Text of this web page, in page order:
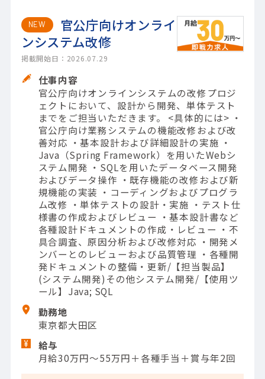
NEW
官公庁向けオンライ
ンシステム改修
掲載開始日：2026.07.29
仕事内容
官公庁向けオンラインシステムの改修プロジ
ェクトにおいて、設計から開発、単体テスト
までをご担当いただきます。 <具体的には> ・
官公庁向け業務システムの機能改修および改
善対応 ・基本設計および詳細設計の実施 ・
Java（Spring Framework）を用いたWebシ
ステム開発 ・SQLを用いたデータベース開発
およびデータ操作 ・既存機能の改修および新
規機能の実装 ・コーディングおよびプログラ
ム改修 ・単体テストの設計・実施 ・テスト仕
様書の作成およびレビュー ・基本設計書など
各種設計ドキュメントの作成・レビュー ・不
具合調査、原因分析および改修対応 ・開発メ
ンバーとのレビューおよび品質管理 ・各種開
発ドキュメントの整備・更新/【担当製品】
(システム開発)その他システム開発/【使用ツ
ール】Java; SQL
勤務地
東京都大田区
給与
月給30万円～55万円＋各種手当＋賞与年2回